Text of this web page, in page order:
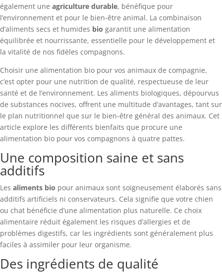
également une agriculture durable, bénéfique pour
l’environnement et pour le bien-être animal. La combinaison
d’aliments secs et humides bio garantit une alimentation
équilibrée et nourrissante, essentielle pour le développement et
la vitalité de nos fidèles compagnons.
Choisir une alimentation bio pour vos animaux de compagnie,
c’est opter pour une nutrition de qualité, respectueuse de leur
santé et de l’environnement. Les aliments biologiques, dépourvus
de substances nocives, offrent une multitude d’avantages, tant sur
le plan nutritionnel que sur le bien-être général des animaux. Cet
article explore les différents bienfaits que procure une
alimentation bio pour vos compagnons à quatre pattes.
Une composition saine et sans
additifs
Les aliments bio pour animaux sont soigneusement élaborés sans
additifs artificiels ni conservateurs. Cela signifie que votre chien
ou chat bénéficie d’une alimentation plus naturelle. Ce choix
alimentaire réduit également les risques d’allergies et de
problèmes digestifs, car les ingrédients sont généralement plus
faciles à assimiler pour leur organisme.
Des ingrédients de qualité